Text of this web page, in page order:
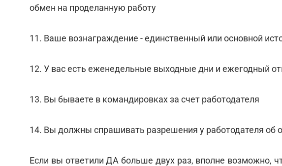
обмен на проделанную работу
11. Ваше вознаграждение - единственный или основной
12. У вас есть еженедельные выходные дни и ежегодный
13. Вы бываете в командировках за счет работодателя
14. Вы должны спрашивать разрешения у работодателя об
Если вы ответили ДА больше двух раз, вполне возможно,